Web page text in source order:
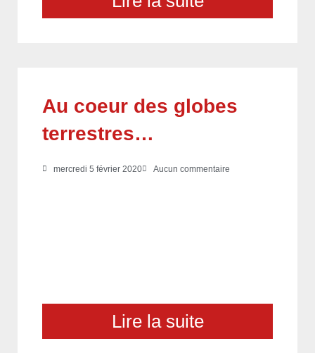
Au coeur des globes
terrestres…
mercredi 5 février 2020 Aucun commentaire
Lire la suite